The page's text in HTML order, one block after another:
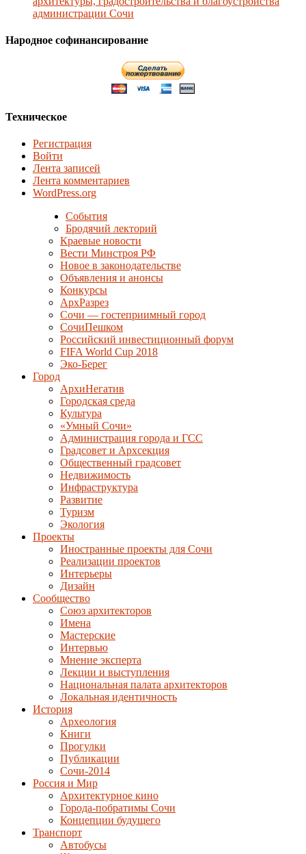
администрации Сочи
Народное софинансирование
Техническое
Регистрация
Войти
Лента записей
Лента комментариев
WordPress.org
События
Бродячий лекторий
Краевые новости
Вести Минстроя РФ
Новое в законодательстве
Объявления и анонсы
Конкурсы
АрхРазрез
Сочи — гостеприимный город
СочиПешком
Российский инвестиционный форум
FIFA World Cup 2018
Эко-Берег
Город
АрхиНегатив
Городская среда
Культура
«Умный Сочи»
Администрация города и ГСС
Градсовет и Архсекция
Общественный градсовет
Недвижимость
Инфраструктура
Развитие
Туризм
Экология
Проекты
Иностранные проекты для Сочи
Реализации проектов
Интерьеры
Дизайн
Сообщество
Союз архитекторов
Имена
Мастерские
Интервью
Мнение эксперта
Лекции и выступления
Национальная палата архитекторов
Локальная идентичность
История
Археология
Книги
Прогулки
Публикации
Сочи-2014
Россия и Мир
Архитектурное кино
Города-побратимы Сочи
Концепции будущего
Транспорт
Автобусы